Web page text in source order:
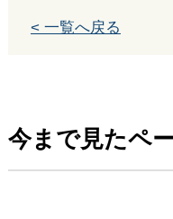
< 一覧へ戻る
今まで見たペ